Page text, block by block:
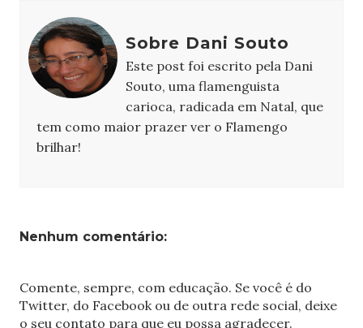
Sobre Dani Souto
Este post foi escrito pela Dani
Souto, uma flamenguista
carioca, radicada em Natal, que
tem como maior prazer ver o Flamengo
brilhar!
Nenhum comentário:
Comente, sempre, com educação. Se você é do
Twitter, do Facebook ou de outra rede social, deixe
o seu contato para que eu possa agradecer.